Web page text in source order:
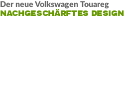
Der neue Volkswagen Touareg
NACHGESCHÄRFTES DESIGN